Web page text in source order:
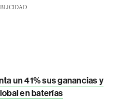
un 41% sus ganancias y
en baterías